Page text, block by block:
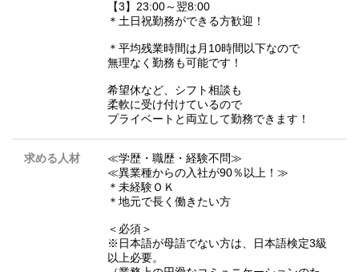
【3】23:00～翌8:00
＊土日祝勤務ができる方歓迎！
＊平均残業時間は月10時間以下なので
無理なく勤務も可能です！
希望休など、シフト相談も
柔軟に受け付けているので
プライベートと両立して勤務できます！
求める人材
≪学歴・職歴・経験不問≫
≪異業種からの入社が90％以上！≫
＊未経験ＯＫ
＊地元で長く働きたい方
＜必須＞
※日本語が母語でない方は、日本語検定3級
以上必要。